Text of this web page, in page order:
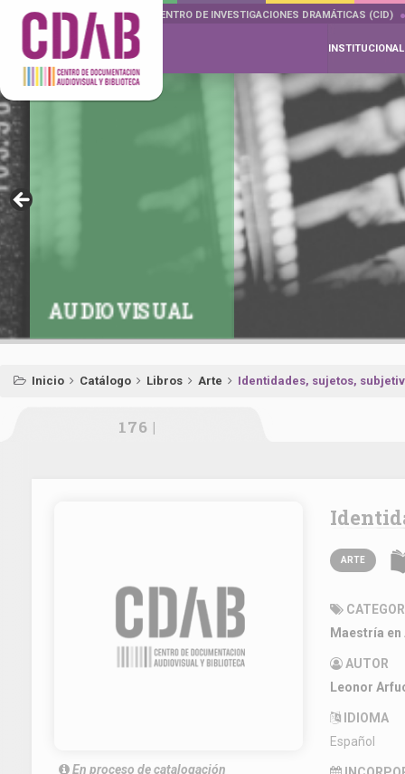
DOCUMENTA DRAMÁTICAS CENTRO DE INVESTIGACIONES DRAMÁTICAS (CID)
INSTITUCIONAL
AUDIOVISUAL
Inicio Catálogo Libros Arte Identidades, sujetos,
176 |
En proceso de catalogación
ARTE
Maestría
AUTOR
Leonor
IDIOMA
Español